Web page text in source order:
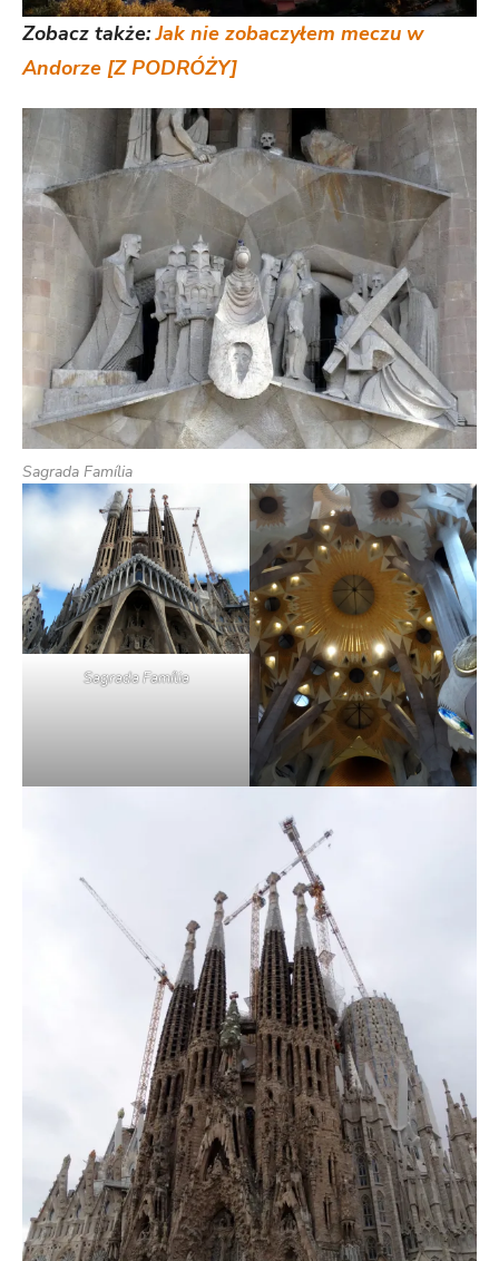
Zobacz także:Jak nie zobaczyłem meczu w
Andorze [Z PODRÓŻY]
Sagrada Família
Sagrada Família